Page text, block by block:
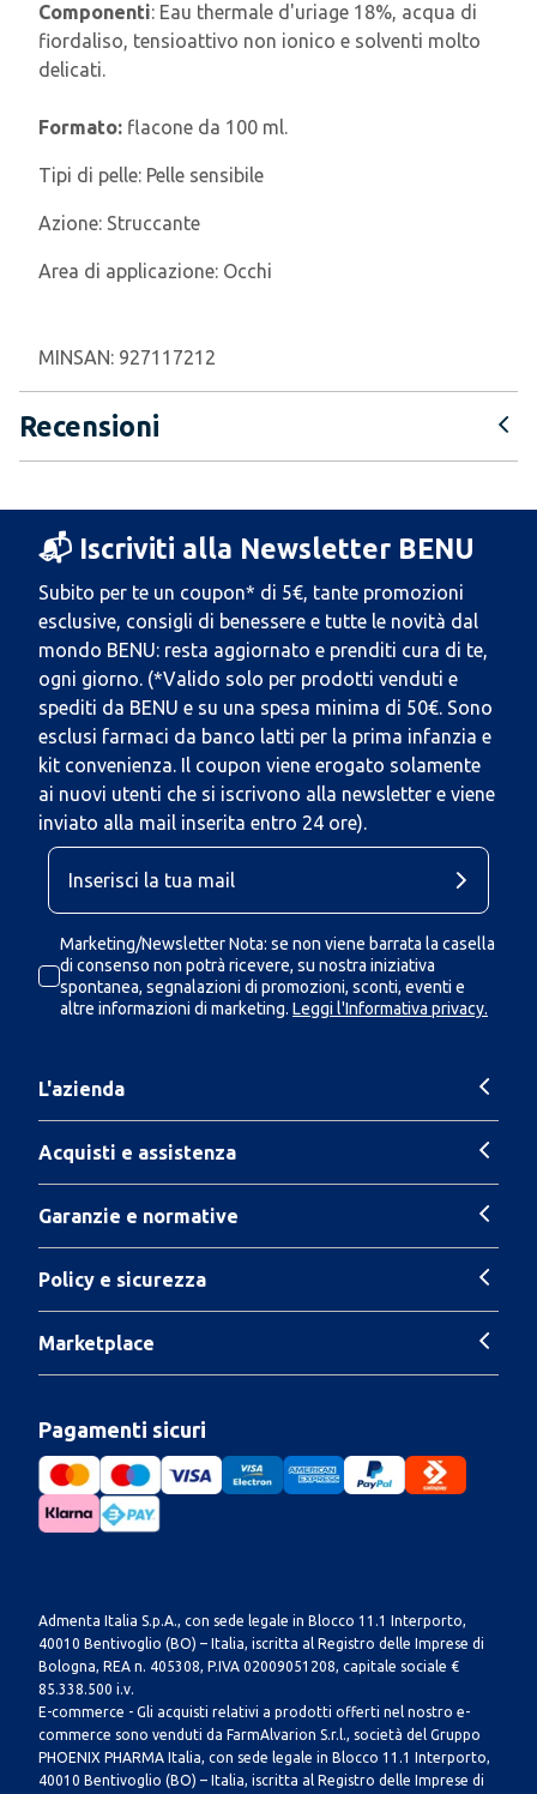
Componenti: Eau thermale d'uriage 18%, acqua di
fiordaliso, tensioattivo non ionico e solventi molto
delicati.
Formato: flacone da 100 ml.
Tipi di pelle: Pelle sensibile
Azione: Struccante
Area di applicazione: Occhi
MINSAN: 927117212
Recensioni
📬 Iscriviti alla Newsletter BENU
Subito per te un coupon* di 5€, tante promozioni
esclusive, consigli di benessere e tutte le novità dal
mondo BENU: resta aggiornato e prenditi cura di te,
ogni giorno. (*Valido solo per prodotti venduti e
spediti da BENU e su una spesa minima di 50€. Sono
esclusi farmaci da banco latti per la prima infanzia e
kit convenienza. Il coupon viene erogato solamente
ai nuovi utenti che si iscrivono alla newsletter e viene
inviato alla mail inserita entro 24 ore).
Marketing/Newsletter Nota: se non viene barrata la casella
di consenso non potrà ricevere, su nostra iniziativa
spontanea, segnalazioni di promozioni, sconti, eventi e
altre informazioni di marketing. Leggi l'Informativa privacy.
L'azienda
Acquisti e assistenza
Garanzie e normative
Policy e sicurezza
Marketplace
Pagamenti sicuri
Admenta Italia S.p.A., con sede legale in Blocco 11.1 Interporto,
40010 Bentivoglio (BO) – Italia, iscritta al Registro delle Imprese di
Bologna, REA n. 405308, P.IVA 02009051208, capitale sociale €
85.338.500 i.v.
E-commerce - Gli acquisti relativi a prodotti offerti nel nostro e-
commerce sono venduti da FarmAlvarion S.r.l., società del Gruppo
PHOENIX PHARMA Italia, con sede legale in Blocco 11.1 Interporto,
40010 Bentivoglio (BO) – Italia, iscritta al Registro delle Imprese di